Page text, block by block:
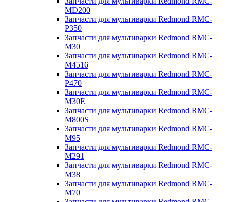
MD200
Запчасти для мультиварки Redmond RMC-
P350
Запчасти для мультиварки Redmond RMC-
M30
Запчасти для мультиварки Redmond RMC-
M4516
Запчасти для мультиварки Redmond RMC-
P470
Запчасти для мультиварки Redmond RMC-
M30E
Запчасти для мультиварки Redmond RMC-
M800S
Запчасти для мультиварки Redmond RMC-
M95
Запчасти для мультиварки Redmond RMC-
M291
Запчасти для мультиварки Redmond RMC-
M38
Запчасти для мультиварки Redmond RMC-
M70